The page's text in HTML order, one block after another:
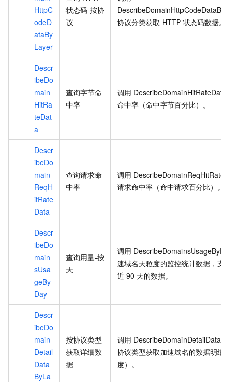
HttpC
odeD
ataBy
Layer
状态码-按协
议
协议分类获取 HTTP 状态码数据。
Descr
ibeDo
main
HitRa
teDat
a
查询字节命
中率
调用 DescribeDomainHitRateData
命中率（命中字节百分比）。
Descr
ibeDo
main
ReqH
itRate
Data
查询请求命
中率
调用
请求命中率（命中请求百分比）。
Descr
ibeDo
main
sUsa
geBy
Day
查询用量-按
天
调用
速域名天粒度的监控统计数据，支
近 90 天的数据。
Descr
ibeDo
main
Detail
Data
ByLa
按协议类型
获取详细数
据
调用
协议类型获取加速域名的数据明细
度）。